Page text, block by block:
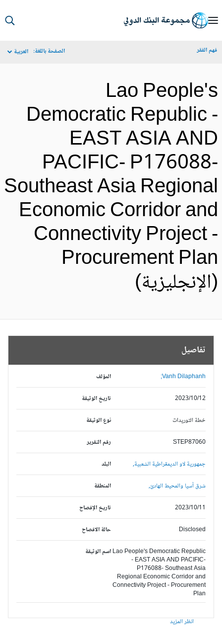
الفقر الصفحة باللغة: العربية
Lao
Democratic Republic
EAST ASIA
PACIFIC-
Southeast Asia
Economic Corridor
Connectivity Project
Procurement
تفاصيل
المؤلف Vanh Dilaphanh;
تاريخ الوثيقة 2023/10/12
نوع الوثيقة خطة التوريدات
رقم التقرير STEP87060
البلد جمهورية لاو الديمقراطية الشعبية,
المنطقة شرق آسيا والمحيط الهادئ,
تاريخ الإفصاح 2023/10/11
حالة الافصاح Disclosed
اسم الوثيقةLao People's Democratic Republic
- EAST ASIA AND PACIFIC-
P176088- Southeast Asia
Regional Economic Corridor and
Connectivity Project - Procurement
Plan
انظر المزيد